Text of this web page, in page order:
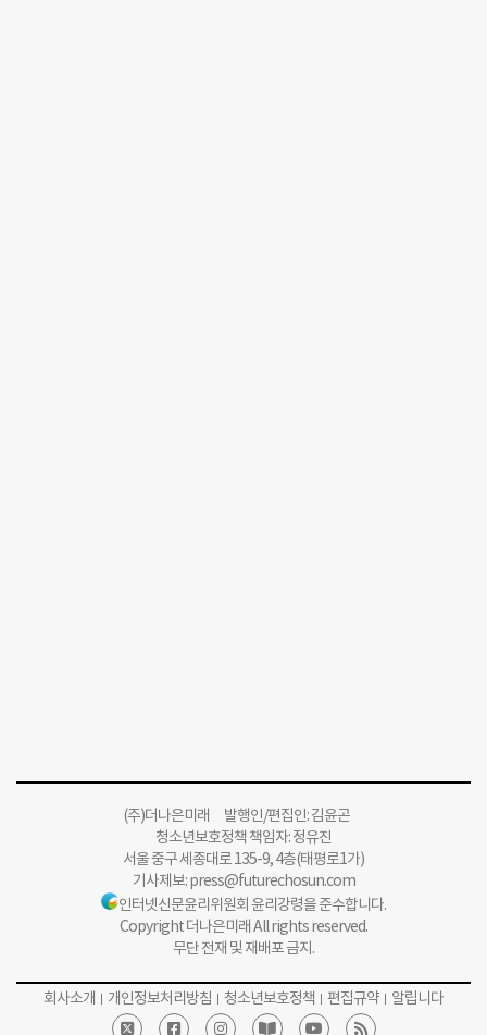
(주)더나은미래 발행인/편집인: 김윤곤
청소년보호정책 책임자: 정유진
서울 중구 세종대로 135-9, 4층(태평로1가)
기사제보:press@futurechosun.com
인터넷신문윤리위원회 윤리강령을 준수합니다.
Copyright 더나은미래 All rights reserved.
무단 전재 및 재배포 금지.
회사소개 개인정보처리방침 청소년보호정책 편집규약 알립니다